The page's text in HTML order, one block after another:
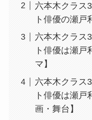
六本木クラス
ト俳優の瀬戸
六本木クラス
ト俳優は瀬戸
マ】
六本木クラス
ト俳優は瀬戸
画・舞台】